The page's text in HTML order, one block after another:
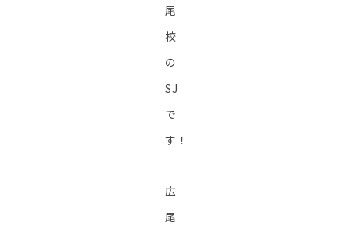
尾
校
の
SJ
で
す！
広
尾